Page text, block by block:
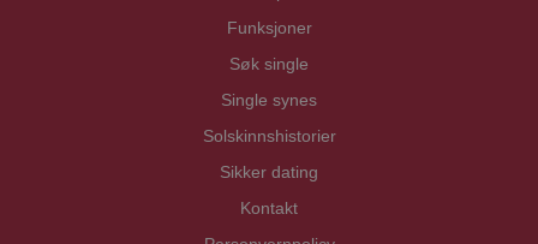
Funksjoner
Søk single
Single synes
Solskinnshistorier
Sikker dating
Kontakt